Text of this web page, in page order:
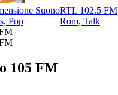
Suono
Pop
RTL 102.5 FM
Rom, Talk
105 FM